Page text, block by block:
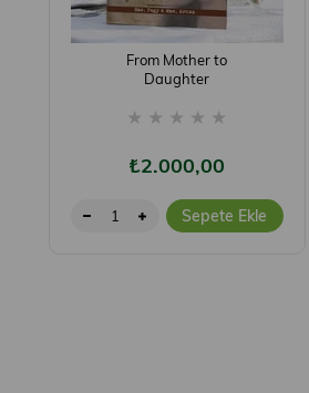
From Mother to
Daughter
★ ★ ★ ★ ★
₺2.000,00
Sepete Ekle